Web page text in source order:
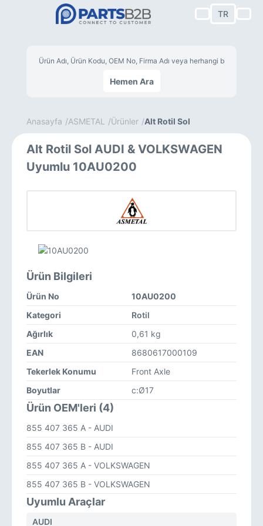
TR
Hemen Ara
Anasayfa ASMETAL Ürünler Alt Rotil Sol
Alt Rotil Sol AUDI & VOLKSWAGEN
Uyumlu 10AU0200
Ürün Bilgileri
Ürün No
10AU0200
Kategori
Rotil
Ağırlık
0,61 kg
EAN
8680617000109
Tekerlek Konumu
Front Axle
Boyutlar
c:Ø17
Ürün OEM'leri (4)
855 407 365 A - AUDI
855 407 365 B - AUDI
855 407 365 A - VOLKSWAGEN
855 407 365 B - VOLKSWAGEN
Uyumlu Araçlar
AUDI